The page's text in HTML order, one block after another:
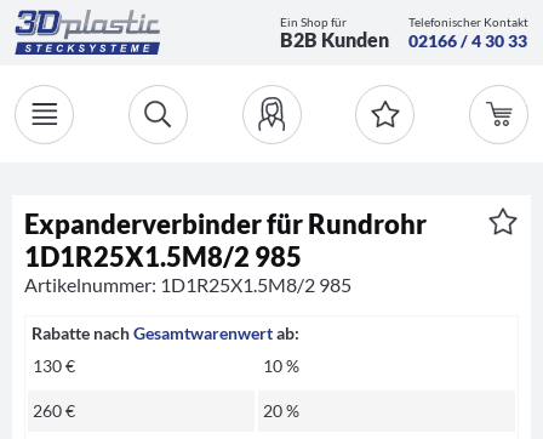
Ein Shop für
B2B Kunden
Telefonischer Kontakt
02166 / 4 30 33
Expanderverbinder für Rundrohr
1D1R25X1.5M8/2 985
Artikelnummer: 1D1R25X1.5M8/2 985
Rabatte nachGesamtwarenwertab:
130 €
10 %
260 € 20 %